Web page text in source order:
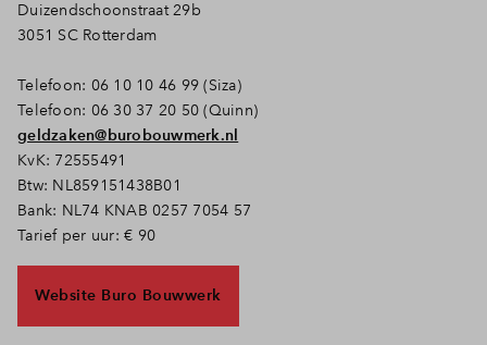
Duizendschoonstraat 29b
3051 SC Rotterdam
Telefoon: 06 10 10 46 99 (Siza)
Telefoon: 06 30 37 20 50 (Quinn)
geldzaken@burobouwmerk.nl
KvK: 72555491
Btw: NL859151438B01
Bank: NL74 KNAB 0257 7054 57
Tarief per uur: € 90
Website Buro Bouwwerk